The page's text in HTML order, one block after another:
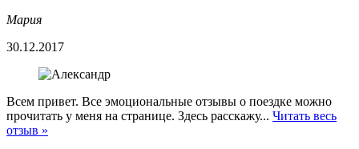
Мария
30.12.2017
Всем привет. Все эмоциональные отзывы о поездке можно
прочитать у меня на странице. Здесь расскажу... Читать весь
отзыв »